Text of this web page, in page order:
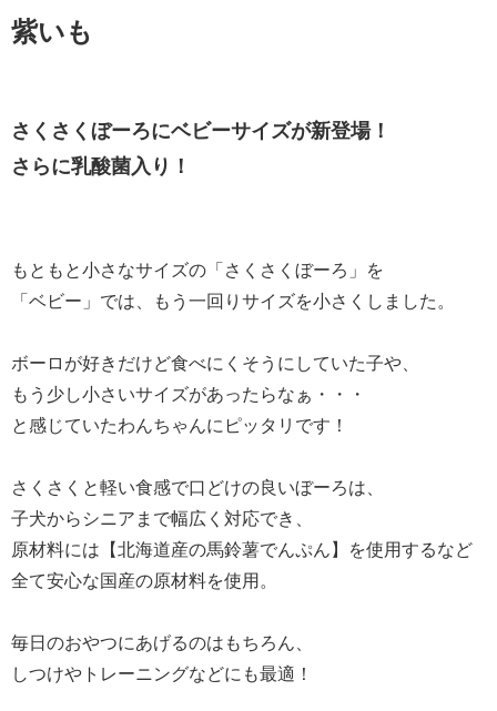
紫いも
さくさくぼーろにベビーサイズが新登場！
さらに乳酸菌入り！
もともと小さなサイズの「さくさくぼーろ」を
「ベビー」では、もう一回りサイズを小さくしました。
ボーロが好きだけど食べにくそうにしていた子や、
もう少し小さいサイズがあったらなぁ・・・
と感じていたわんちゃんにピッタリです！
さくさくと軽い食感で口どけの良いぼーろは、
子犬からシニアまで幅広く対応でき、
原材料には【北海道産の馬鈴薯でんぷん】を使用するなど
全て安心な国産の原材料を使用。
毎日のおやつにあげるのはもちろん、
しつけやトレーニングなどにも最適！